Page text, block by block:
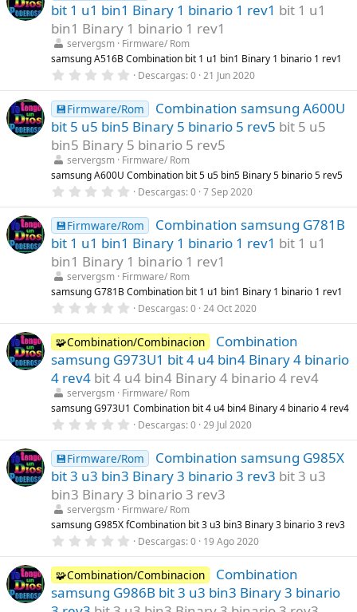
s
s
t
r
e
l
a
(
s
)
bit 1 u1 bin1 Binary 1 binario 1 rev1 bit 1 u1
bin1 Binary 1 binario 1 rev1
servergsm Firmware/ Rom
samsung A516B Combination bit 1 u1 bin1 Binary 1 binario 1 rev1
0
0
0
e
s
t
r
e
l
a
(
s
)
Descargas 0 21 Jun 2020
💾Firmware/Rom
Combination samsung A600U
bit 5 u5 bin5 Binary 5 binario 5 rev5 bit 5 u5
bin5 Binary 5 binario 5 rev5
servergsm Firmware/ Rom
samsung A600U Combination bit 5 u5 bin5 Binary 5 binario 5 rev5
0
0
0
e
s
t
r
e
l
a
(
s
)
Descargas 0 7 Sep 2020
💾Firmware/Rom
Combination samsung G781B
bit 1 u1 bin1 Binary 1 binario 1 rev1 bit 1 u1
bin1 Binary 1 binario 1 rev1
servergsm Firmware/ Rom
samsung G781B Combination bit 1 u1 bin1 Binary 1 binario 1 rev1
0
0
0
e
s
t
r
e
a
(
s
)
Descargas 0 24 Oct 2020
🧩Combination/Combinacion
Combination
samsung G973U1 bit 4 u4 bin4 Binary 4 binario
4 rev4 bit 4 u4 bin4 Binary 4 binario 4 rev4
servergsm Firmware/ Rom
samsung G973U1 Combination bit 4 u4 bin4 Binary 4 binario 4 rev4
0
0
0
e
s
t
r
e
l
a
(
s
)
Descargas 0 29 Jul 2020
💾Firmware/Rom
Combination samsung G985X
bit 3 u3 bin3 Binary 3 binario 3 rev3 bit 3 u3
bin3 Binary 3 binario 3 rev3
servergsm Firmware/ Rom
samsung G985X fCombination bit 3 u3 bin3 Binary 3 binario 3 rev3
0
0
0
e
s
t
Descargas 0 19 Ago 2020
🧩Combination/Combinacion
Combination
samsung G986B bit 3 u3 bin3 Binary 3 binario